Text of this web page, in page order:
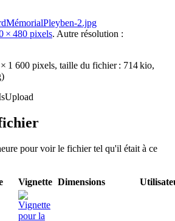
× 480 pixels. Autre résolution :
1 600 pixels, taille du fichier : 714 kio,
)
pour voir le fichier tel qu'il était à ce
Vignette Dimensions